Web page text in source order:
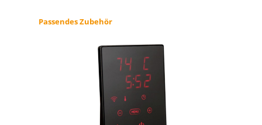
Produktgalerie überspringen
Passendes Zubehör